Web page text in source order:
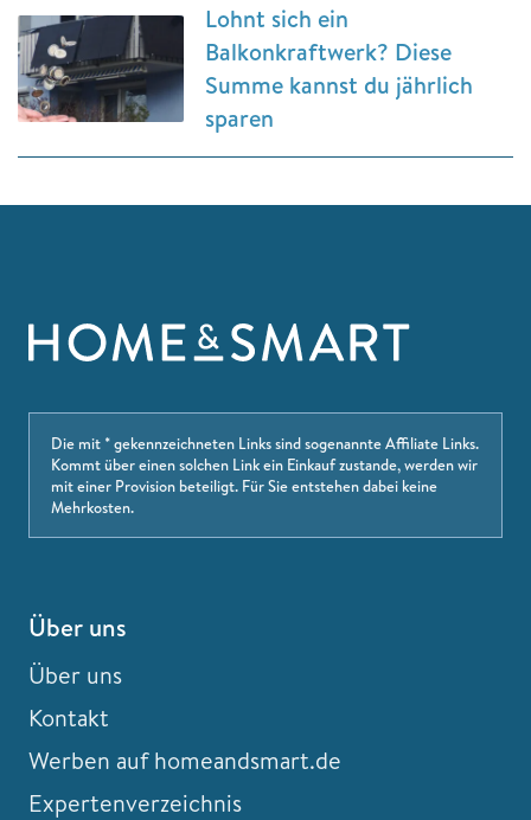
Lohnt sich ein
Balkonkraftwerk? Diese
Summe kannst du jährlich
sparen
Die mit * gekennzeichneten Links sind sogenannte Affiliate Links.
Kommt über einen solchen Link ein Einkauf zustande, werden wir
mit einer Provision beteiligt. Für Sie entstehen dabei keine
Mehrkosten.
Über uns
Über uns
Kontakt
Werben auf homeandsmart.de
Expertenverzeichnis